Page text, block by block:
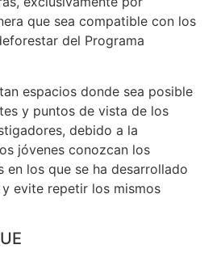
que sea compatible con los
del Programa
espacios donde sea posible
y puntos de vista de los
debido a la
jóvenes conozcan los
en los que se ha desarrollado
evite repetir los mismos